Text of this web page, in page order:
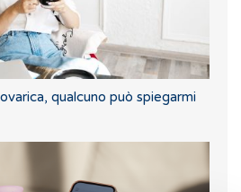
qualcuno può spiegarmi